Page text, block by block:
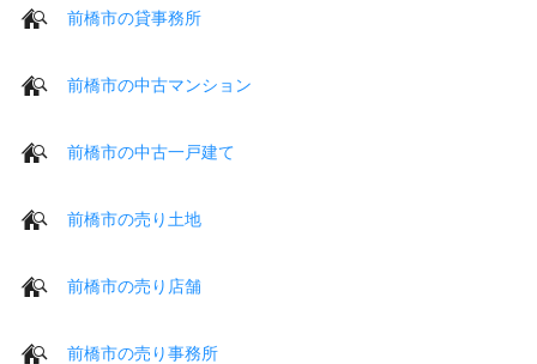
前橋市の貸事務所
前橋市の中古マンション
前橋市の中古一戸建て
前橋市の売り土地
前橋市の売り店舗
前橋市の売り事務所